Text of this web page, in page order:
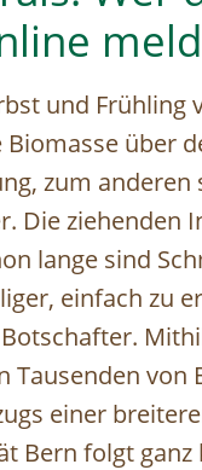
und
Biomasse über
zum
Die ziehenden
lange sind
einfach zu
Tausenden
einer
Bern folgt